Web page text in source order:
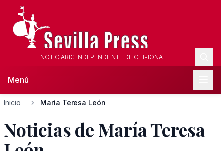
NOTICIARIO INDEPENDIENTE DE CHIPIONA
Menú
Inicio María Teresa León
Noticias de María Teresa